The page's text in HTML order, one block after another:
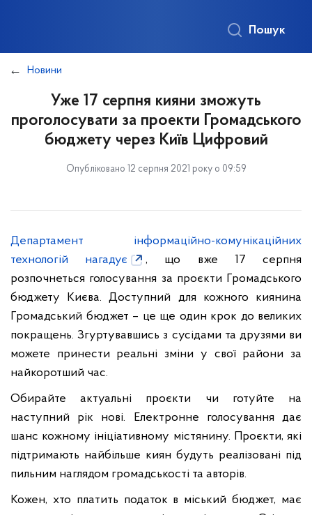
Пошук
Новини
Уже 17 серпня кияни зможуть
проголосувати за проекти Громадського
бюджету через Київ Цифровий
Опубліковано 12 серпня 2021 року о 09:59
Департамент інформаційно-комунікаційних
технологій нагадує
, що вже 17 серпня
розпочнеться голосування за проєкти Громадського
бюджету Києва. Доступний для кожного киянина
Громадський бюджет – це ще один крок до великих
покращень. Згуртувавшись з сусідами та друзями ви
можете принести реальні зміни у свої райони за
найкоротший час.
Обирайте актуальні проєкти чи готуйте на
наступний рік нові. Електронне голосування дає
шанс кожному ініціативному містянину. Проєкти, які
підтримають найбільше киян будуть реалізовані під
пильним наглядом громадськості та авторів.
Кожен, хто платить податок в міський бюджет, має